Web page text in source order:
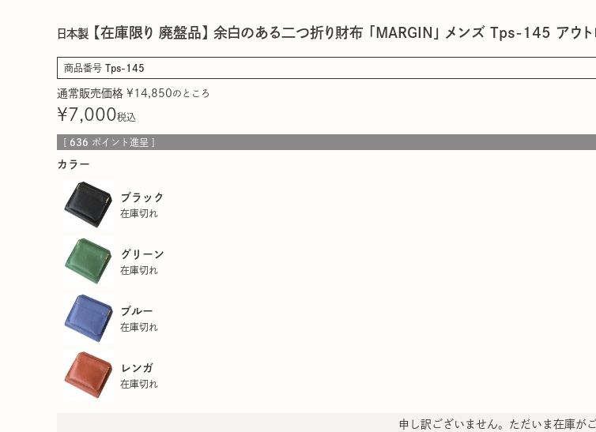
日本製 【在庫限り 廃盤品】 余白のある二つ折り財布 「MARGIN」 メンズ Tps-145 アウト
商品番号 Tps-145
通常販売価格 ¥ 14,850のところ
¥7,000税込
636 ポイント進呈 ]
カラー
ブラック
在庫切れ
グリーン
在庫切れ
ブルー
在庫切れ
レンガ
在庫切れ
申し訳ございません。ただいま在庫が